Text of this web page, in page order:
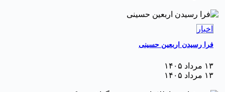
اخبار
فرا رسیدن اربعین حسینی
۱۳ مرداد ۱۴۰۵
۱۳ مرداد ۱۴۰۵